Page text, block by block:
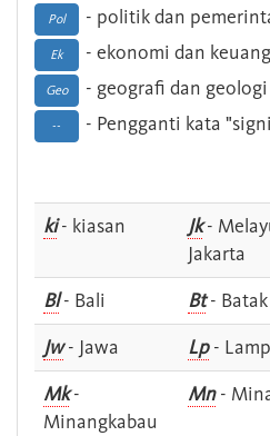
Pol - politik dan
Ek - ekonomi dan
Geo - geografi dan geologi
-- - Pengganti kata
ki- kiasan Jk-
Jakarta
Bl- Bali Bt- Batak
Jw- Jawa Lp-
Mk-
Minangkabau
Mn-